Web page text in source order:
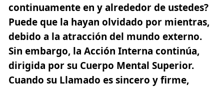
continuamente en y alrededor de ustedes?
Puede que la hayan olvidado por mientras,
debido a la atracción del mundo externo.
Sin embargo, la Acción Interna continúa,
dirigida por su Cuerpo Mental Superior.
Cuando su Llamado es sincero y firme,